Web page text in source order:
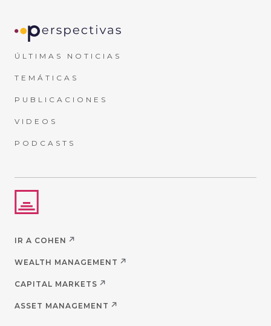
ÚLTIMAS NOTICIAS
TEMÁTICAS
PUBLICACIONES
VIDEOS
PODCASTS
IR A COHEN
WEALTH MANAGEMENT
CAPITAL MARKETS
ASSET MANAGEMENT